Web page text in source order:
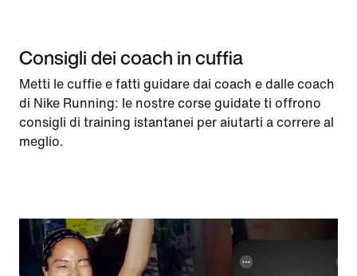
Consigli dei coach in cuffia
Metti le cuffie e fatti guidare dai coach e dalle coach
di Nike Running: le nostre corse guidate ti offrono
consigli di training istantanei per aiutarti a correre al
meglio.